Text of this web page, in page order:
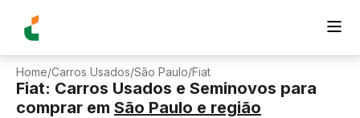
Home/Carros Usados/São Paulo/Fiat
Fiat: Carros Usados e Seminovos para
comprar em São Paulo e região